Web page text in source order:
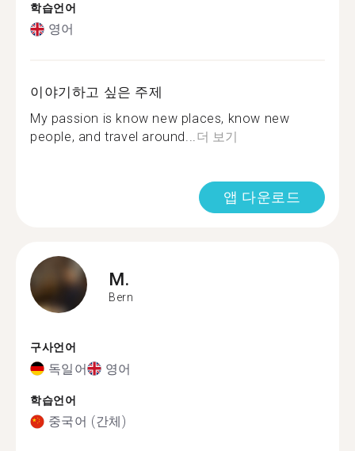
학습언어
영어
이야기하고 싶은 주제
My passion is know new places, know new
people, and travel around...더 보기
앱 다운로드
M.
Bern
구사언어
독일어 영어
학습언어
중국어 (간체)